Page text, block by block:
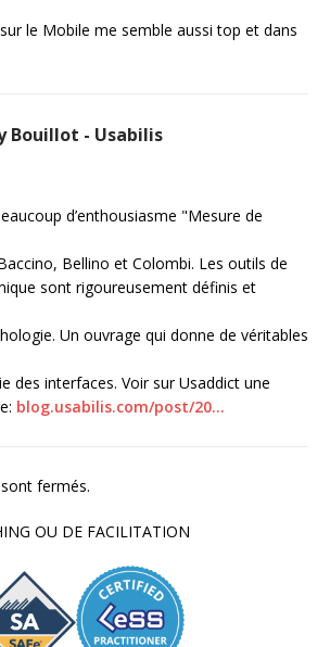
le Mobile me semble aussi top et dans
Bouillot - Usabilis
d’enthousiasme "Mesure de
Bellino et Colombi. Les outils de
sont rigoureusement définis et
Un ouvrage qui donne de véritables
des interfaces. Voir sur Usaddict une
blog.usabilis.com/post/20…
fermés.
OU DE FACILITATION